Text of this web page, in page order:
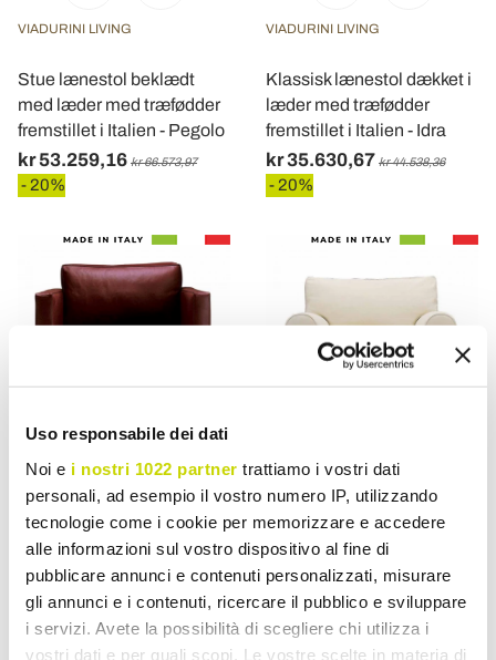
Uso responsabile dei dati
Noi e i nostri 1022 partner trattiamo i vostri dati
personali, ad esempio il vostro numero IP, utilizzando
tecnologie come i cookie per memorizzare e accedere
alle informazioni sul vostro dispositivo al fine di
pubblicare annunci e contenuti personalizzati, misurare
gli annunci e i contenuti, ricercare il pubblico e sviluppare
i servizi. Avete la possibilità di scegliere chi utilizza i
vostri dati e per quali scopi. Le vostre scelte in materia di
VIADURINI LIVING
Stue lænestol beklædt
med læder med træfødder
fremstillet i Italien - Pegolo
kr 53.259,16 kr 66.573,97
- 20%
VIADURINI LIVING
Klassisk lænestol dækket i
læder med træfødder
fremstillet i Italien - Idra
kr 35.630,67 kr 44.538,36
- 20%
VIADURINI LIVING
Polstret og læderbetrukket
lounge lænestol fremstillet
i Italien - Centauro
kr 27.989,84 kr 34.987,34
- 20%
VIADURINI LIVING
Klassisk stue lænestol
betrukket med fremstillet i
Italien stof - Andromeda
kr 21.096,55 kr 26.370,67
- 20%